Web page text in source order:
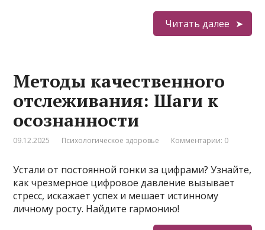
Читать далее
Методы качественного
отслеживания: Шаги к
осознанности
09.12.2025 Психологическое здоровье Комментарии: 0
Устали от постоянной гонки за цифрами? Узнайте,
как чрезмерное цифровое давление вызывает
стресс, искажает успех и мешает истинному
личному росту. Найдите гармонию!